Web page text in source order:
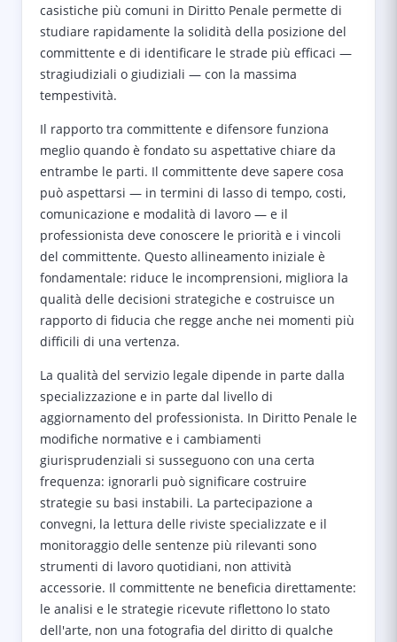
casistiche più comuni in Diritto Penale permette di
studiare rapidamente la solidità della posizione del
committente e di identificare le strade più efficaci —
stragiudiziali o giudiziali — con la massima
tempestività.
Il rapporto tra committente e difensore funziona
meglio quando è fondato su aspettative chiare da
entrambe le parti. Il committente deve sapere cosa
può aspettarsi — in termini di lasso di tempo, costi,
comunicazione e modalità di lavoro — e il
professionista deve conoscere le priorità e i vincoli
del committente. Questo allineamento iniziale è
fondamentale: riduce le incomprensioni, migliora la
qualità delle decisioni strategiche e costruisce un
rapporto di fiducia che regge anche nei momenti più
difficili di una vertenza.
La qualità del servizio legale dipende in parte dalla
specializzazione e in parte dal livello di
aggiornamento del professionista. In Diritto Penale le
modifiche normative e i cambiamenti
giurisprudenziali si susseguono con una certa
frequenza: ignorarli può significare costruire
strategie su basi instabili. La partecipazione a
convegni, la lettura delle riviste specializzate e il
monitoraggio delle sentenze più rilevanti sono
strumenti di lavoro quotidiani, non attività
accessorie. Il committente ne beneficia direttamente:
le analisi e le strategie ricevute riflettono lo stato
dell'arte, non una fotografia del diritto di qualche